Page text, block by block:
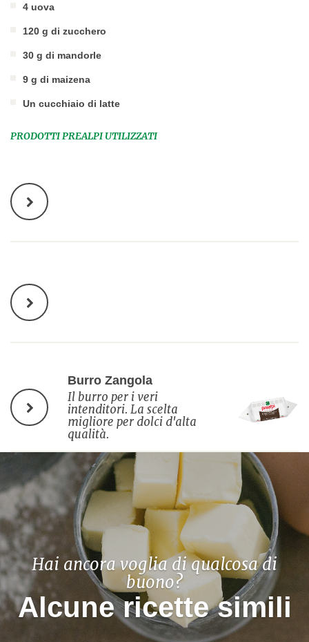
4 uova
120 g di zucchero
30 g di mandorle
9 g di maizena
Un cucchiaio di latte
PRODOTTI PREALPI UTILIZZATI
Burro Zangola
Il burro per i veri
intenditori. La scelta
migliore per dolci d'alta
qualità.
Hai ancora voglia di qualcosa di
buono?
Alcune ricette simili